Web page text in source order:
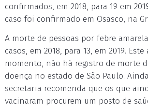
confirmados, em 2018, para 19 em
caso foi confirmado em Osasco, na
A morte de pessoas por febre
casos, em 2018, para 13, em 2019.
momento, não há registro de morte
doença no estado de São Paulo.
secretaria recomenda que os que
vacinaram procurem um posto de